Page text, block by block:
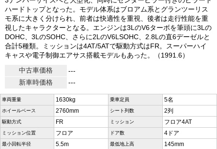
ハードトップとなった。モデル体系はブロアム系とグランツーリス
モ系に大きく分けられ、前者は快適性を重視、後者は走行性能を重
視したキャラクターとなる。エンジンは3LのV6ターボを筆頭に3Lの
DOHC、3LのSOHC、さらに2LのV6LSOHC、2.8Lの直6デーゼルと
合計5種類。ミッションは4AT/5ATで駆動方式はFR。スーパーハイ
キャスや電子制御エアサス搭載モデルもあった。（1991.6）
中古車価格
---
新車時価格
---
車両重量 1630kg 乗車定員 5名
ホイールベース 2760mm シート列数 2列
駆動方式 FR ミッション フロア4AT
ミッション位置 フロア ドア数 4ドア
最小回転半径 5.5m 最低地上高 145mm